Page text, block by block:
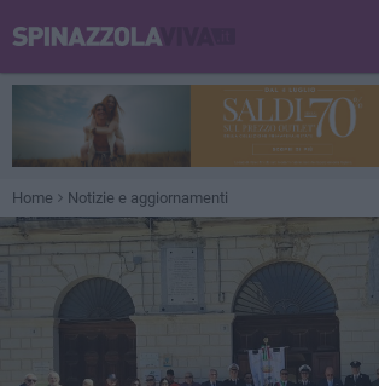
Home Notizie e aggiornamenti